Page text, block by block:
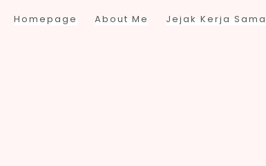
Homepage About Me Jejak Kerja Sama